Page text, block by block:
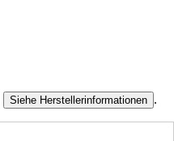
Siehe Herstellerinformationen .